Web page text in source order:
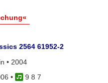
2564 61952-2
• 2004
•
9 8 7